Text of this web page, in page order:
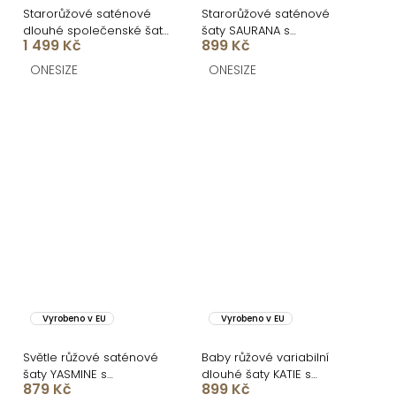
Starorůžové saténové
dlouhé společenské šaty
EBOLIA
1 499 Kč
ONESIZE
Starorůžové saténové
šaty SAURANA s
rozparkem
899 Kč
ONESIZE
Vyrobeno v EU
Světle růžové saténové
šaty YASMINE s
rozparkem
879 Kč
Vyrobeno v EU
Baby růžové variabilní
dlouhé šaty KATIE s
vázáním
899 Kč